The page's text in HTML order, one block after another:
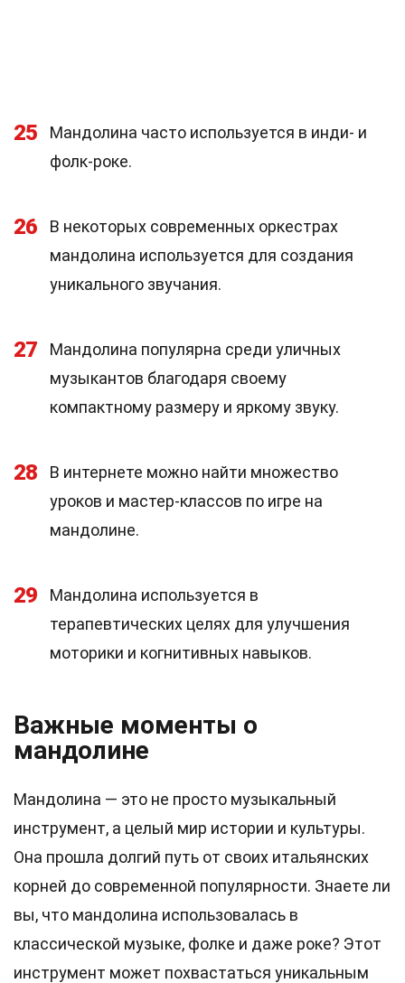
25
Мандолина часто используется в инди- и
фолк-роке.
26
В некоторых современных оркестрах
мандолина используется для создания
уникального звучания.
27
Мандолина популярна среди уличных
музыкантов благодаря своему
компактному размеру и яркому звуку.
28
В интернете можно найти множество
уроков и мастер-классов по игре на
мандолине.
29
Мандолина используется в
терапевтических целях для улучшения
моторики и когнитивных навыков.
Важные моменты о
мандолине
Мандолина — это не просто музыкальный
инструмент, а целый мир истории и культуры.
Она прошла долгий путь от своих итальянских
корней до современной популярности. Знаете ли
вы, что мандолина использовалась в
классической музыке, фолке и даже роке? Этот
инструмент может похвастаться уникальным